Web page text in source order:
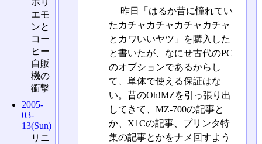
昨日「はるか昔に憧れてい
たカチャカチャカチャカチャ
とカワいいヤツ」を購入した
と書いたが、なにせ古代のPC
のオプションであるからし
て、単体で使える保証はな
い。昔のOh!MZを引っ張り出
してきて、MZ-700の記事と
か、X1Cの記事、プリンタ特
集の記事とかをナメ回すよう
ホリ
エモ
ンと
コー
ヒー
自販
機の
衝撃
2005-
03-
13(Sun)
リニ